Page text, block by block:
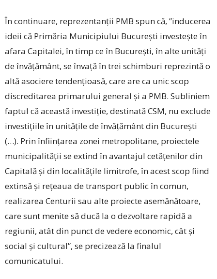
În continuare, repre­zen­tanții PMB spun că, ”inducerea
ideii că Primăria Municipiului București investește în
afara Capitalei, în timp ce în București, în alte unități
de învățământ, se învață în trei schimburi reprezintă o
altă asociere ten­dențioasă, care are ca unic scop
discreditarea primarului general și a PMB. Subliniem
faptul că această investiție, destinată CSM, nu exclude
in­vestițiile în unitățile de învățământ din București
(…). Prin înființarea zonei metropolitane, proiec­tele
municipalității se extind în avantajul cetățenilor din
Capitală și din localitățile limitrofe, în acest scop fiind
extinsă și rețeaua de transport public în comun,
realizarea Centurii sau alte proiecte asemănătoare,
care sunt menite să ducă la o dezvoltare rapidă a
regiunii, atât din punct de vedere economic, cât și
social și cultural”, se precizează la finalul
comunicatului.